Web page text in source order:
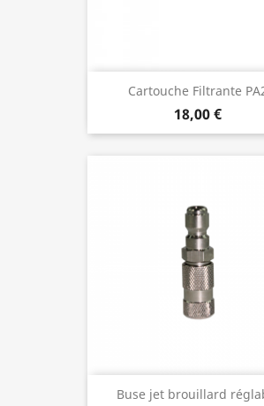
Cartouche Filtrante
18,00 €
Buse jet brouillard